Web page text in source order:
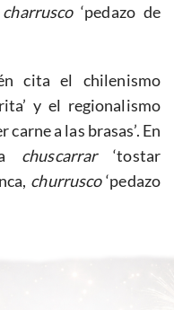
charrusco‘pedazo de
cita el chilenismo
y el regionalismo
carne a las brasas’. En
chuscarrar‘tostar
churrusco‘pedazo